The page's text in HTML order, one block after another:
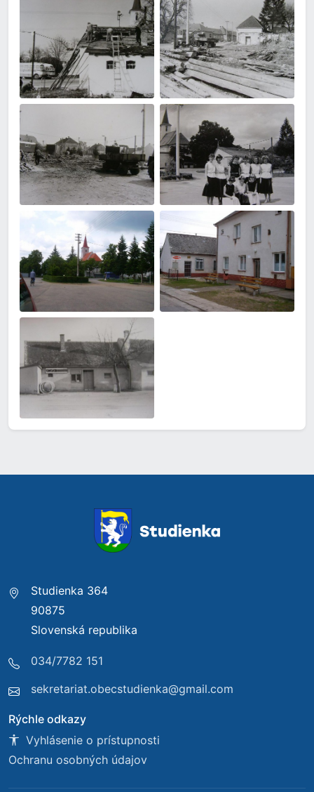
Studienka 364
90875
Slovenská republika
034/7782 151
sekretariat.obecstudienka@gmail.com
Rýchle odkazy
Vyhlásenie o prístupnosti
Ochranu osobných údajov